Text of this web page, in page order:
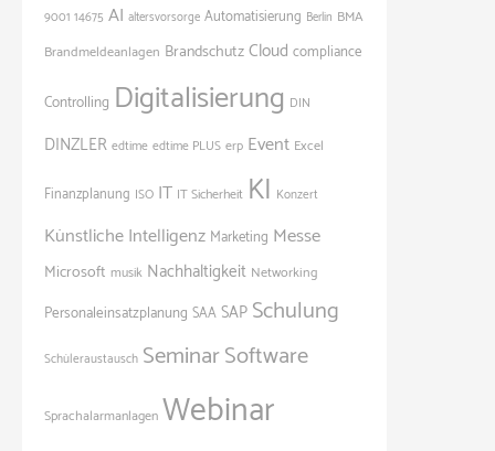
9001 14675 AI altersvorsorge Automatisierung Berlin BMA
Brandmeldeanlagen BrandschutzCloud compliance
Controlling Digitalisierung DIN
DINZLER edtime edtime PLUS erp Event Excel
Finanzplanung ISO IT IT Sicherheit KI Konzert
Künstliche Intelligenz Marketing Messe
Microsoft musik Nachhaltigkeit Networking
Personaleinsatzplanung SAASAP Schulung
Schüleraustausch SeminarSoftware
Sprachalarmanlagen Webinar